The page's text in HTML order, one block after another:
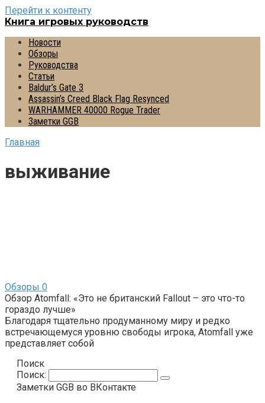
Перейти к контенту
Книга игровых руководств
Новости
Обзоры
Руководства
Статьи
Baldur’s Gate 3
Assassin’s Creed Black Flag Resynced
WARHAMMER 40000 Rogue Trader
Заметки GGB
Главная
выживание
Обзоры 0
Обзор Atomfall: «Это не британский Fallout – это что-то
гораздо лучше»
Благодаря тщательно продуманному миру и редко
встречающемуся уровню свободы игрока, Atomfall уже
представляет собой
Поиск
Поиск:
Заметки GGB во ВКонтакте